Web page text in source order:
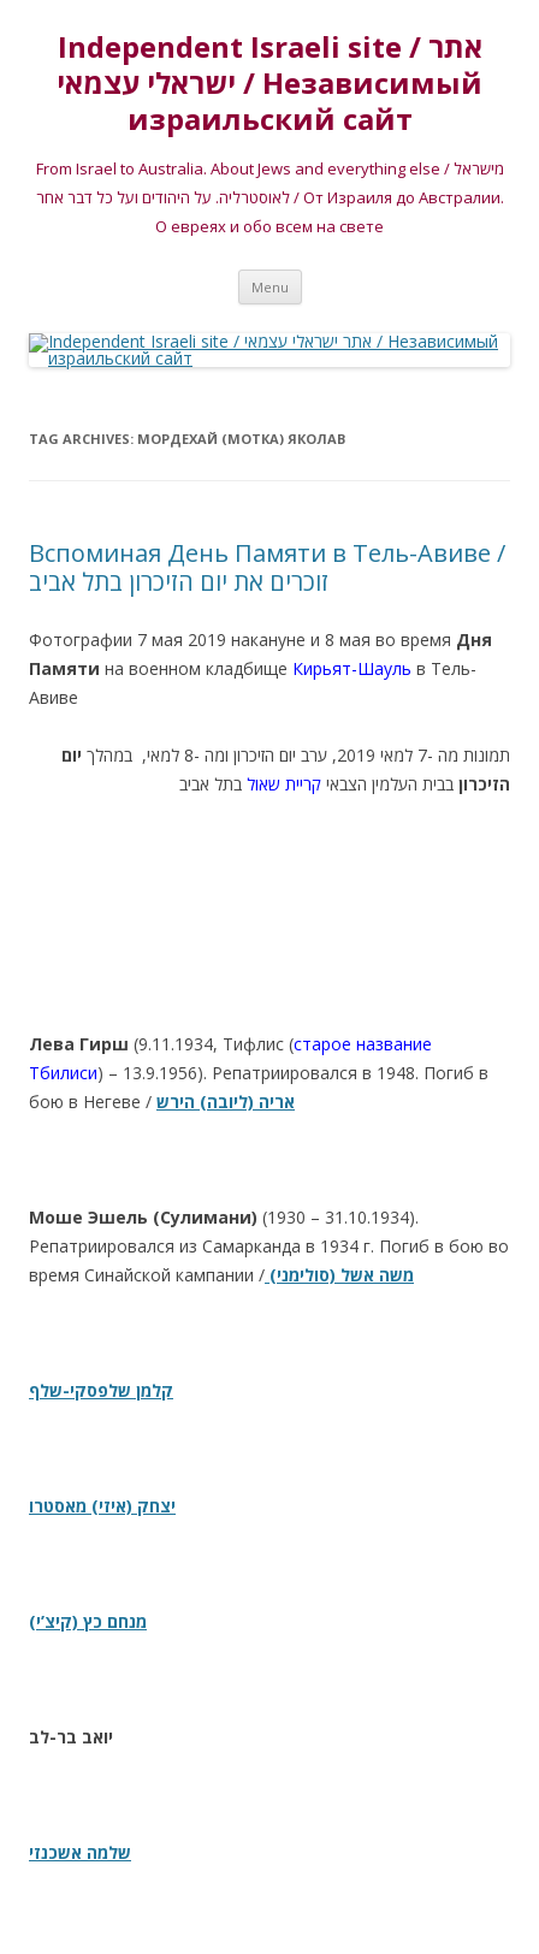
Independent Israeli site / אתר
ישראלי עצמאי / Независимый
израильский сайт
From Israel to Australia. About Jews and everything else / מישראל
לאוסטרליה. על היהודים ועל כל דבר אחר / От Израиля до Австралии.
О евреях и обо всем на свете
Menu Skip
content
TAG ARCHIVES: МОРДЕХАЙ (МОТКА) ЯКОЛАВ
Вспоминая День Памяти в Тель-Авиве /
זוכרים את יום הזיכרון בתל אביב
Фотографии 7 мая 2019 накануне и 8 мая во время Дня
Памяти на военном кладбище Кирьят-Шауль в Тель-
Авиве
תמונות מה -7 למאי 2019, ערב יום הזיכרון ומה -8 למאי, במהלך
יום
הזיכרון בבית העלמין הצבאי קריית שאול בתל אביב
Лева Гирш (9.11.1934, Тифлис (старое название
Тбилиси) – 13.9.1956). Репатриировался в 1948. Погиб в
бою в Негеве / אריה (ליובה) הירש
Моше Эшель (Сулимани) (1930 – 31.10.1934).
Репатриировался из Самарканда в 1934 г. Погиб в бою во
время Синайской кампании / (משה אשל (סולימני
קלמן שלפסקי-שלף
יצחק (איזי) מאסטרו
(מנחם כץ (קיצ’י
יואב בר-לב
שלמה אשכנזי